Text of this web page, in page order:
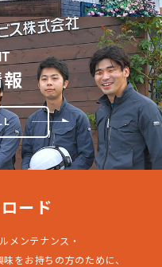
ード
メンテナンス・
をお持ちの方のために、